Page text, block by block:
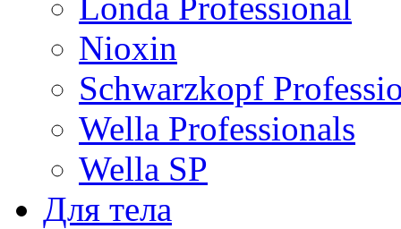
Nioxin
Schwarzkopf
Wella Professionals
Wella SP
Для тела